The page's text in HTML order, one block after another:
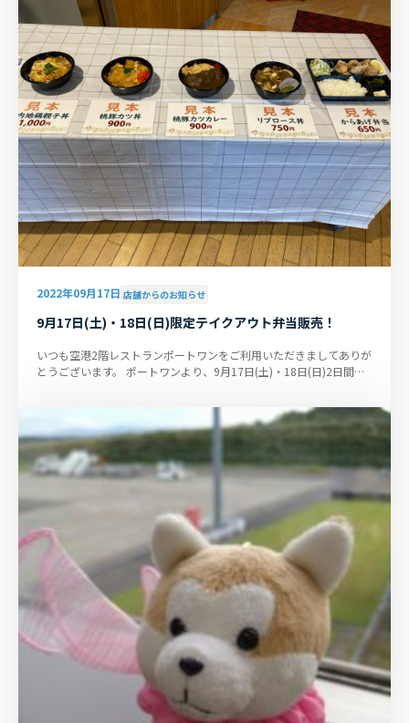
2022年09月17日 店舗からのお知らせ
9月17日(土)・18日(日)限定テイクアウト弁当販売！
いつも空港2階レストランポートワンをご利用いただきましてありが
とうございます。 ポートワンより、9月17日(土)・18日(日)2日間だ